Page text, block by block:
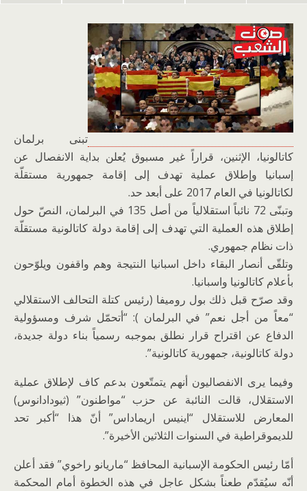
تبنى برلمان
كاتالونيا، الإثنين، قراراً غير مسبوق يُعلن بداية الانفصال عن
إسبانيا وإطلاق عملية تهدف إلى إقامة جمهورية مستقلّة
لكاتالونيا في العام 2017 على أبعد حد.
وتبنّى 72 نائباً استقلالياً من أصل 135 في البرلمان، النصّ حول
إطلاق هذه العملية التي تهدف إلى إقامة دولة كاتالونية مستقلّة
ذات نظام جمهوري.
وتلقّى أنصار البقاء داخل اسبانيا النتيجة وهم واقفون ويلوّحون
بأعلام كاتالونيا واسبانيا.
وقد صرّح قبل ذلك بول روميفا (رئيس كتلة التحالف الاستقلالي
“معاً من أجل نعم” في البرلمان ): “أتحمّل شرف ومسؤولية
الدفاع عن اقتراح قرار نطلق بموجبه رسمياً بناء دولة جديدة،
دولة كاتالونية، جمهورية كاتالونية”.
وفيما يرى الانفصاليون أنهم يتمتّعون بدعم كاف لإطلاق عملية
الاستقلال، قالت النائبة عن حزب “مواطنون” (ثيودادانوس)
المعارض للاستقلال “اينيس اريماداس” أنّ هذا “أكبر تحد
للديموقراطية في السنوات الثلاثين الأخيرة”.
أمّا رئيس الحكومة الإسبانية المحافظ “ماريانو راخوي” فقد أعلن
أنّه سيُقدّم طعناً بشكل عاجل في هذه الخطوة أمام المحكمة